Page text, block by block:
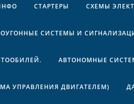
СТАРТЕРЫ СХЕМЫ
СИСТЕМЫ И
АВТОНОМНЫЕ
УПРАВЛЕНИЯ ДВИГАТЕЛЕМ)